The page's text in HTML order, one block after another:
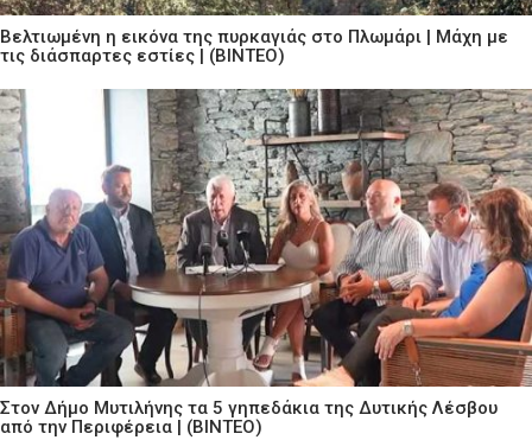
Βελτιωμένη η εικόνα της πυρκαγιάς στο Πλωμάρι | Μάχη με
τις διάσπαρτες εστίες | (ΒΙΝΤΕΟ)
Στον Δήμο Μυτιλήνης τα 5 γηπεδάκια της Δυτικής Λέσβου
από την Περιφέρεια | (ΒΙΝΤΕΟ)